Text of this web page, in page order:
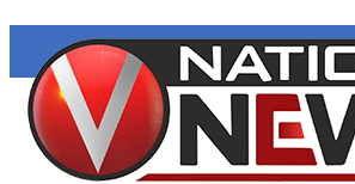
HOME
ताज़ा खबरें
देश